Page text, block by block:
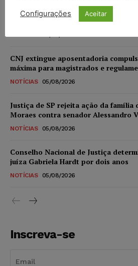
Anvisa prevê novas aprovações de
e reforça combate ao mercado ilegal
CNJ extingue aposentadoria
máxima para magistrados e
NOTÍCIAS 05/08/2026
Justiça de SP rejeita ação da família
Moraes contra senador Alessandro
NOTÍCIAS 05/08/2026
Conselho Nacional de Justiça
juíza Gabriela Hardt por dois anos
NOTÍCIAS 05/08/2026
Inscreva-se
Configurações Aceitar